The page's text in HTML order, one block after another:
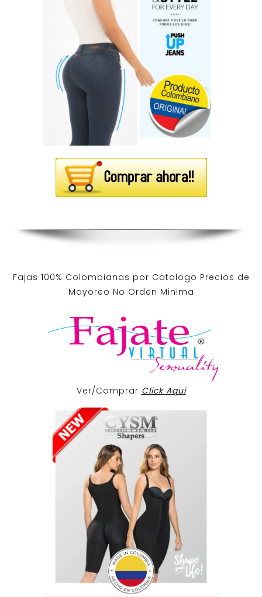
Fajas 100% Colombianas por Catalogo Precios de
Mayoreo No Orden Minima
Ver/Comprar Click Aqui